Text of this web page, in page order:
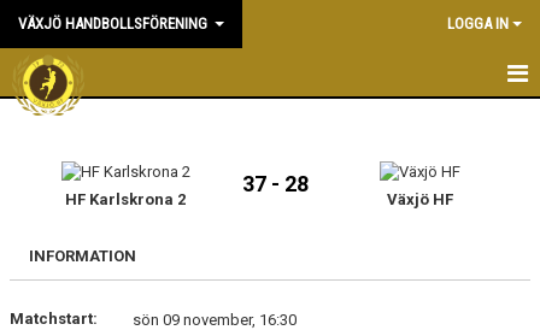
VÄXJÖ HANDBOLLSFÖRENING LOGGA IN
HEM
NYHETER
KONTAKT & KANSLI
HF Karlskrona 2
37 - 28
Växjö HF
INFORMATION
Matchstart:
sön 09 november, 16:30